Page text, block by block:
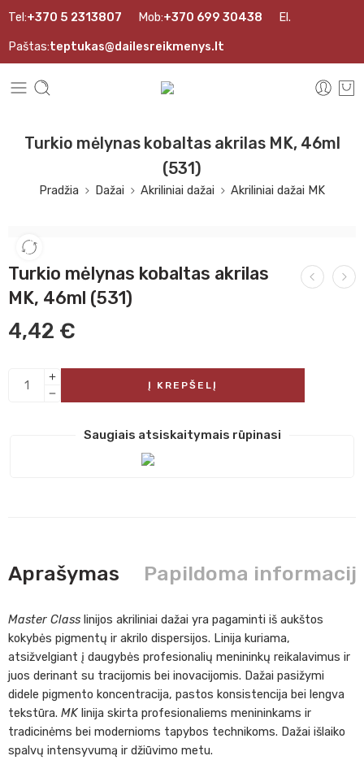
Tel:+370 5 2313807 Mob:+370 699 30438 El.
Paštas:teptukas@dailesreikmenys.lt
Turkio mėlynas kobaltas akrilas MK, 46ml
(531)
Pradžia Dažai Akriliniai dažai Akriliniai dažai MK
Turkio mėlynas kobaltas akrilas
MK, 46ml (531)
4,42 €
Į KREPŠELĮ
Saugiais atsiskaitymais rūpinasi
Aprašymas Papildoma
Master Class linijos akriliniai dažai yra pagaminti iš aukštos
kokybės pigmentų ir akrilo dispersijos. Linija kuriama,
atsižvelgiant į daugybės profesionalių menininkų reikalavimus ir
juos derinant su tracijomis bei inovacijomis. Dažai pasižymi
didele pigmento koncentracija, pastos konsistencija bei lengva
tekstūra. MK linija skirta profesionaliems menininkams ir
tradicinėms bei modernioms tapybos technikoms. Dažai išlaiko
spalvų intensyvumą ir džiūvimo metu.